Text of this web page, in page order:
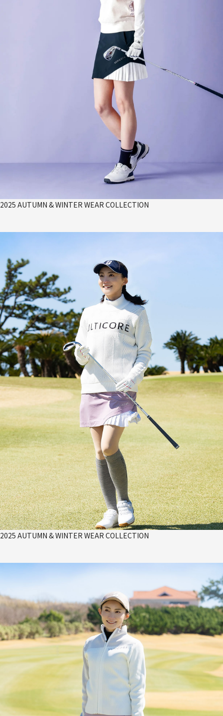
2025 AUTUMN & WINTER WEAR COLLECTION
2025 AUTUMN & WINTER WEAR COLLECTION